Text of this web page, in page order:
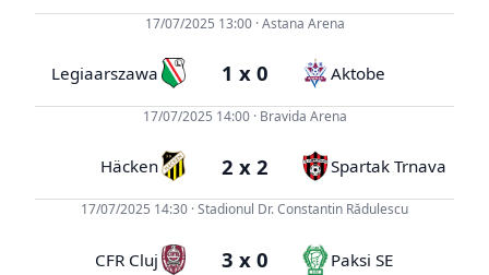
17/07/2025 13:00 · Astana Arena
Legiaarszawa 1 x 0 Aktobe
17/07/2025 14:00 · Bravida Arena
Häcken 2 x 2 Spartak Trnava
17/07/2025 14:30 · Stadionul Dr. Constantin Rădulescu
CFR Cluj 3 x 0 Paksi SE